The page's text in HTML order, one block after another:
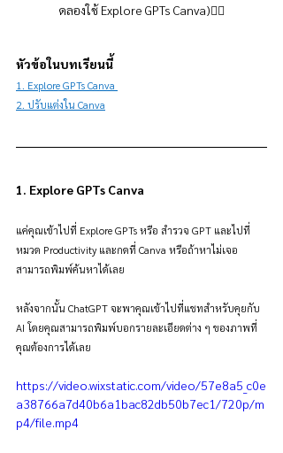
ดลองใช้ Explore GPTs Canva)👇🏻
หัวข้อในบทเรียนนี้
1. Explore GPTs Canva
2. ปรับแต่งใน Canva
1. Explore GPTs Canva
แค่คุณเข้าไปที่ Explore GPTs หรือ สำรวจ GPT และไปที่
หมวด Productivity และกดที่ Canva หรือถ้าหาไม่เจอ
สามารถพิมพ์ค้นหาได้เลย
หลังจากนั้น ChatGPT จะพาคุณเข้าไปที่แชทสำหรับคุยกับ
AI โดยคุณสามารถพิมพ์บอกรายละเอียดต่าง ๆ ของภาพที่
คุณต้องการได้เลย
https://video.wixstatic.com/video/57e8a5_c0e
a38766a7d40b6a1bac82db50b7ec1/720p/m
p4/file.mp4